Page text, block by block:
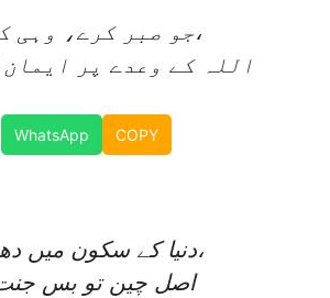
جو صبر کرے، وہی کامیاب ہے،
اللہ کے وعدے پر ایمان
WhatsApp COPY
دنیا کے سکون میں دھوکا نہ کھاؤ،
اصل چین تو بس جنت